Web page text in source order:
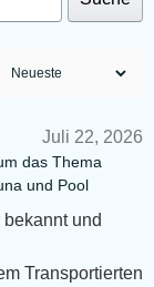
Juli 22, 2026
das Thema
und Pool
und
Transportierten